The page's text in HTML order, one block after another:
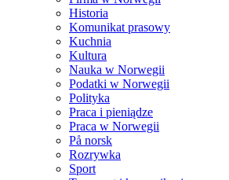
Historia
Komunikat prasowy
Kuchnia
Kultura
Nauka w Norwegii
Podatki w Norwegii
Polityka
Praca i pieniądze
Praca w Norwegii
På norsk
Rozrywka
Sport